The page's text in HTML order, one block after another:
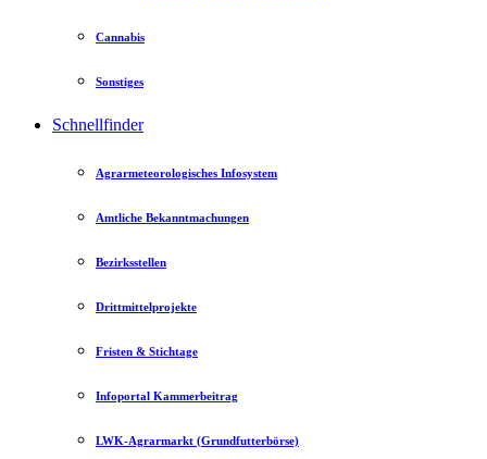
Cannabis
Sonstiges
Schnellfinder
Agrarmeteorologisches Infosystem
Amtliche Bekanntmachungen
Bezirksstellen
Drittmittelprojekte
Fristen & Stichtage
Infoportal Kammerbeitrag
LWK-Agrarmarkt (Grundfutterbörse)